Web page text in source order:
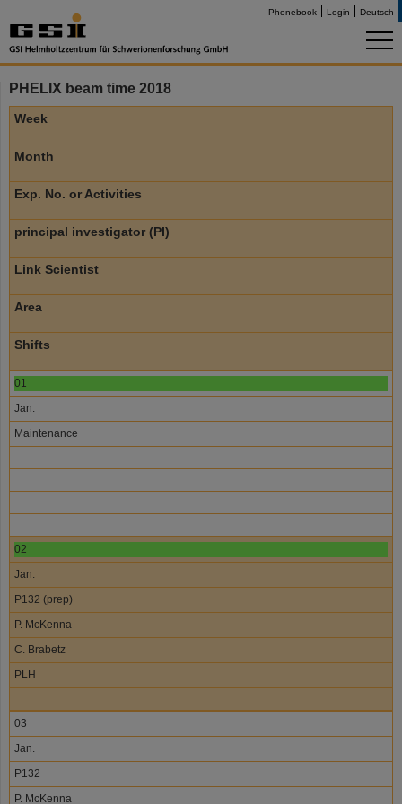
Phonebook Login Deutsch
PHELIX beam time 2018
Week
Month
Exp. No. or Activities
principal investigator (PI)
Link Scientist
Area
Shifts
01
Jan.
Maintenance
02
Jan.
P132 (prep)
P. McKenna
C. Brabetz
PLH
03
Jan.
P132
P. McKenna